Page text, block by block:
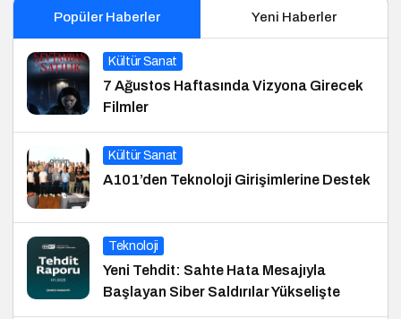
Popüler Haberler Yeni Haberler
Kültür Sanat
7 Ağustos Haftasında Vizyona Girecek
Filmler
Kültür Sanat
A101’den Teknoloji Girişimlerine Destek
Teknoloji
Yeni Tehdit: Sahte Hata Mesajıyla
Başlayan Siber Saldırılar Yükselişte